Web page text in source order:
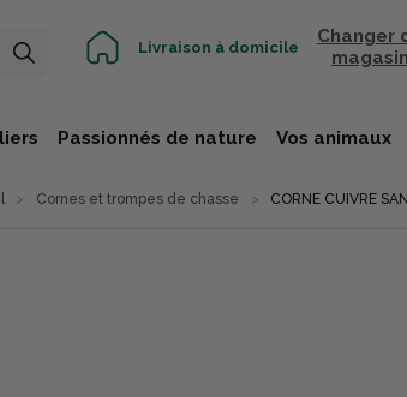
Livraison à domicile
Changer
magasin
Passionnés de nature Vos animaux
Cornes et trompes de chasse CORNE CUIVRE